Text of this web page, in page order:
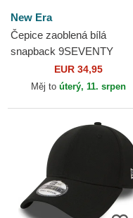
New Era
Čepice zaoblená bílá
snapback 9SEVENTY
Stretch Snap Technical Golf
New Era
EUR 34,95
Měj to úterý, 11. srpen